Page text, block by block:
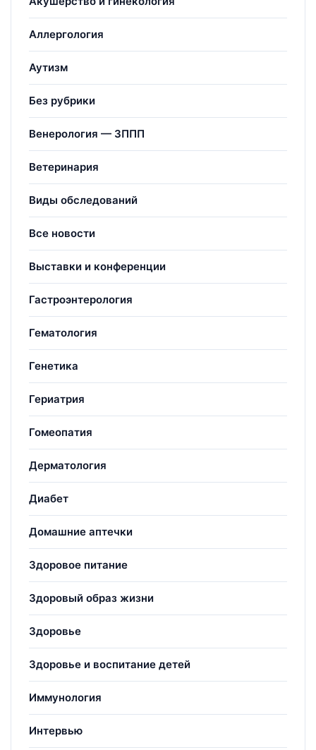
Аллергология
Аутизм
Без рубрики
Венерология — ЗППП
Ветеринария
Виды обследований
Все новости
Выставки и конференции
Гастроэнтерология
Гематология
Генетика
Гериатрия
Гомеопатия
Дерматология
Диабет
Домашние аптечки
Здоровое питание
Здоровый образ жизни
Здоровье
Здоровье и воспитание детей
Иммунология
Интервью